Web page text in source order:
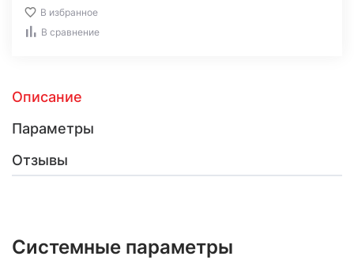
В избранное
В сравнение
Описание
Параметры
Отзывы
Системные параметры